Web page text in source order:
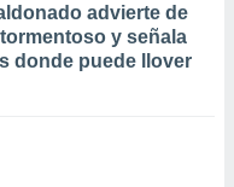
advierte de
y señala
donde puede llover